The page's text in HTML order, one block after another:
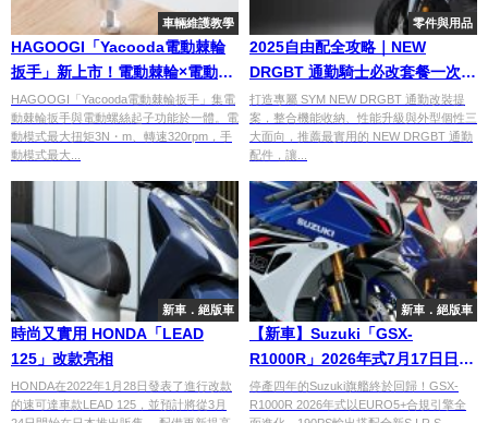
車輛維護教學
HAGOOGI「Yacooda電動棘輪
扳手」新上市！電動棘輪×電動螺
絲起子2WAY，3N・m電動扭矩×
手動60N・m，機車維修必備
HAGOOGI「Yacooda電動棘輪扳手」集電
動棘輪扳手與電動螺絲起子功能於一體。電
動模式最大扭矩3N・m、轉速320rpm，手
動模式最大...
零件與用品
2025自由配全攻略｜NEW
DRGBT 通勤騎士必改套餐一次
看！
打造專屬 SYM NEW DRGBT 通勤改裝提
案，整合機能收納、性能升級與外型個性三
大面向，推薦最實用的 NEW DRGBT 通勤
配件，讓...
新車．絕版車
時尚又實用 HONDA「LEAD
125」改款亮相
HONDA在2022年1月28日發表了進行改款
的速可達車款LEAD 125，並預計將從3月
新車．絕版車
【新車】Suzuki「GSX-
R1000R」2026年式7月17日日本
復活！190PS×EURO5+引擎全面
升級×乾式碳纖維定風翼選配登場
停產四年的Suzuki旗艦終於回歸！GSX-
R1000R 2026年式以EURO5+合規引擎全